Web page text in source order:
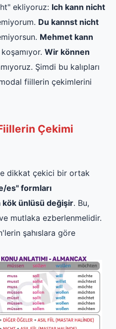
ekliyoruz: Ich kann nicht
Du kannst nicht
Mehmet kann
Wir können
Şimdi bu kalıpları
fiillerin çekimlerini
Çekimi
dikkat çekici bir ortak
es" formları
ünlüsü değişir. Bu,
mutlaka ezberlenmelidir.
şahıslara göre